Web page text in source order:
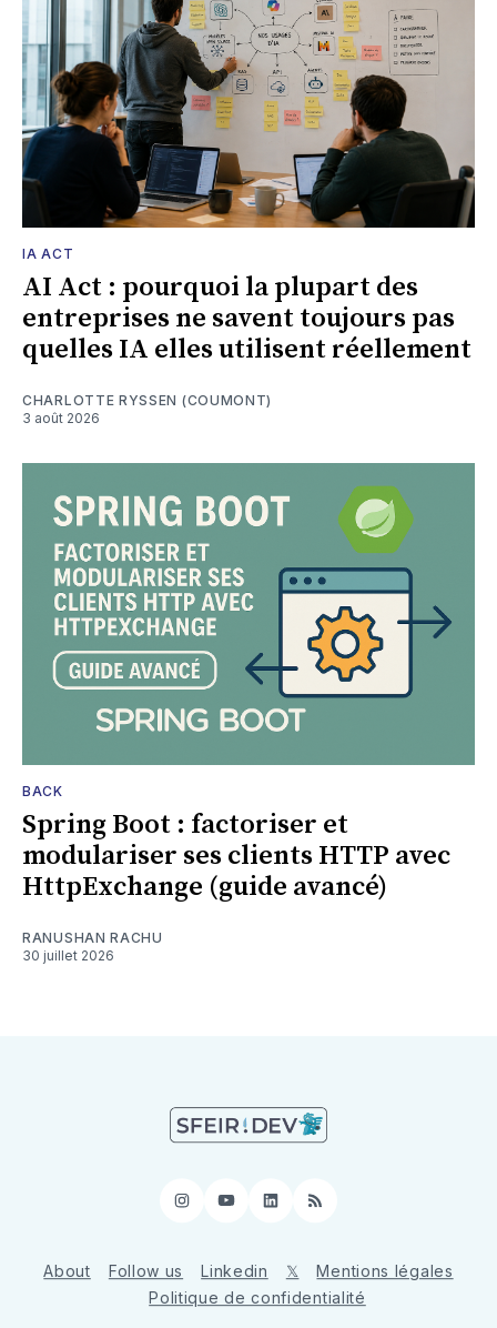
IA ACT
AI Act : pourquoi la plupart des
entreprises ne savent toujours pas
quelles IA elles utilisent réellement
CHARLOTTE RYSSEN (COUMONT)
3 août 2026
BACK
Spring Boot : factoriser et
modulariser ses clients HTTP avec
HttpExchange (guide avancé)
RANUSHAN RACHU
30 juillet 2026
Instagram
YouTubeLinkedIn
RSS
About Follow us Linkedin 𝕏
Mentions légales
Politique de confidentialité